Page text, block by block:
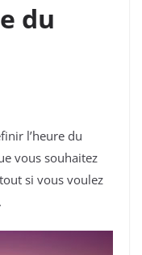
du
l’heure du
vous souhaitez
si vous voulez